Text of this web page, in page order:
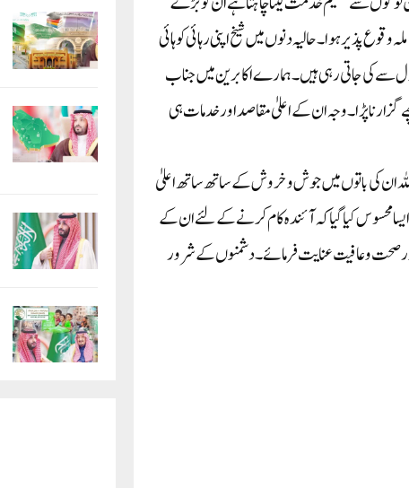
ہوا۔ حالیہ دنوں میں شیخ اپنی رہائی کو ہائی
کی جاتی رہی ہیں۔ ہمارے اکابرین میں جناب
گزارنا پڑا۔ وجہ ان کے اعلیٰ مقاصد اور خدمات ہی
ان کی باتوں میں جوش وخروش کے ساتھ ساتھ اعلیٰ
محسوس کیا گیا کہ آئندہ کام کرنے کے لئے ان کے
صحت وعافیت عنایت فرمائے۔ دشمنوں کے شرور